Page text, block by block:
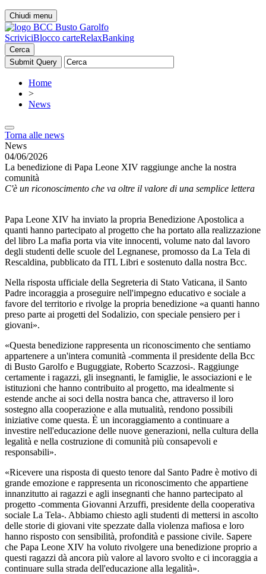
Chiudi menu
ScriviciBlocco carteRelaxBanking
Cerca
Home
>
News
Torna alle news
News
04/06/2026
La benedizione di Papa Leone XIV raggiunge anche la nostra
comunità
C'è un riconoscimento che va oltre il valore di una semplice lettera
Papa Leone XIV ha inviato la propria Benedizione Apostolica a
quanti hanno partecipato al progetto che ha portato alla realizzazione
del libro La mafia porta via vite innocenti, volume nato dal lavoro
degli studenti delle scuole del Legnanese, promosso da La Tela di
Rescaldina, pubblicato da ITL Libri e sostenuto dalla nostra Bcc.
Nella risposta ufficiale della Segreteria di Stato Vaticana, il Santo
Padre incoraggia a proseguire nell'impegno educativo e sociale a
favore del territorio e rivolge la propria benedizione «a quanti hanno
preso parte ai progetti del Sodalizio, con speciale pensiero per i
giovani».
«Questa benedizione rappresenta un riconoscimento che sentiamo
appartenere a un'intera comunità -commenta il presidente della Bcc
di Busto Garolfo e Buguggiate, Roberto Scazzosi-. Raggiunge
certamente i ragazzi, gli insegnanti, le famiglie, le associazioni e le
istituzioni che hanno contribuito al progetto, ma idealmente si
estende anche ai soci della nostra banca che, attraverso il loro
sostegno alla cooperazione e alla mutualità, rendono possibili
iniziative come questa. È un incoraggiamento a continuare a
investire nell'educazione delle nuove generazioni, nella cultura della
legalità e nella costruzione di comunità più consapevoli e
responsabili».
«Ricevere una risposta di questo tenore dal Santo Padre è motivo di
grande emozione e rappresenta un riconoscimento che appartiene
innanzitutto ai ragazzi e agli insegnanti che hanno partecipato al
progetto -commenta Giovanni Arzuffi, presidente della cooperativa
sociale La Tela-. Abbiamo chiesto agli studenti di mettersi in ascolto
delle storie di giovani vite spezzate dalla violenza mafiosa e loro
hanno risposto con sensibilità, profondità e passione civile. Sapere
che Papa Leone XIV ha voluto rivolgere una benedizione proprio a
questi ragazzi dà ancora più valore al lavoro svolto e ci incoraggia a
continuare sulla strada dell'educazione alla legalità».